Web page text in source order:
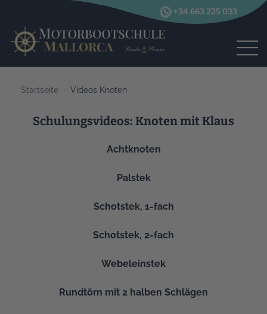
+34 663 225 033
Startseite Videos Knoten
Schulungsvideos: Knoten mit Klaus
Achtknoten
Palstek
Schotstek, 1-fach
Schotstek, 2-fach
Webeleinstek
Rundtörn mit 2 halben Schlägen